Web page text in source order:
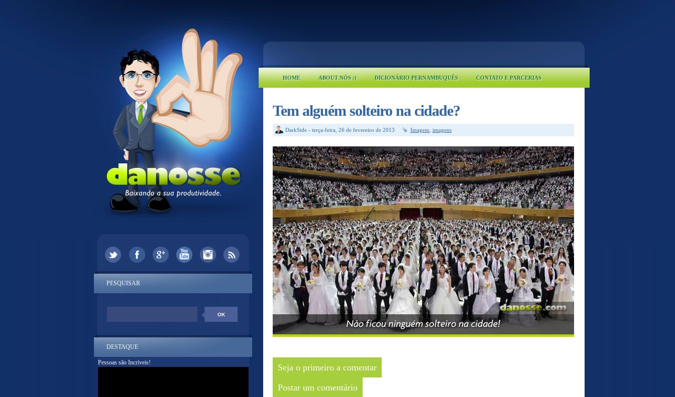
HOME ABOUT NÓS :) DICIONÁRIO PERNAMBUQUÊS CONTATO E PARCERIAS
Tem alguém solteiro na cidade?
DarkSide - terça-feira, 26 de fevereiro de 2013 Imagem imagens
Seja o primeiro a comentar
Postar um comentário
PESQUISAR
DESTAQUE
Pessoas são Incríveis!